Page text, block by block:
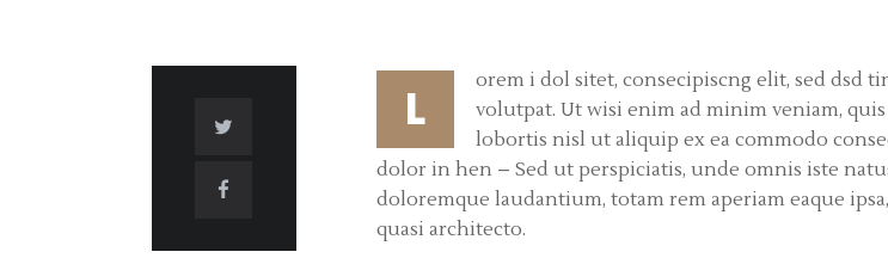
L
orem i dol sitet, consecipiscng elit, sed dsd
volutpat. Ut wisi enim ad minim veniam,
lobortis nisl ut aliquip ex ea commodo
dolor in hen – Sed ut perspiciatis, unde omnis iste
doloremque laudantium, totam rem aperiam eaque
quasi architecto.